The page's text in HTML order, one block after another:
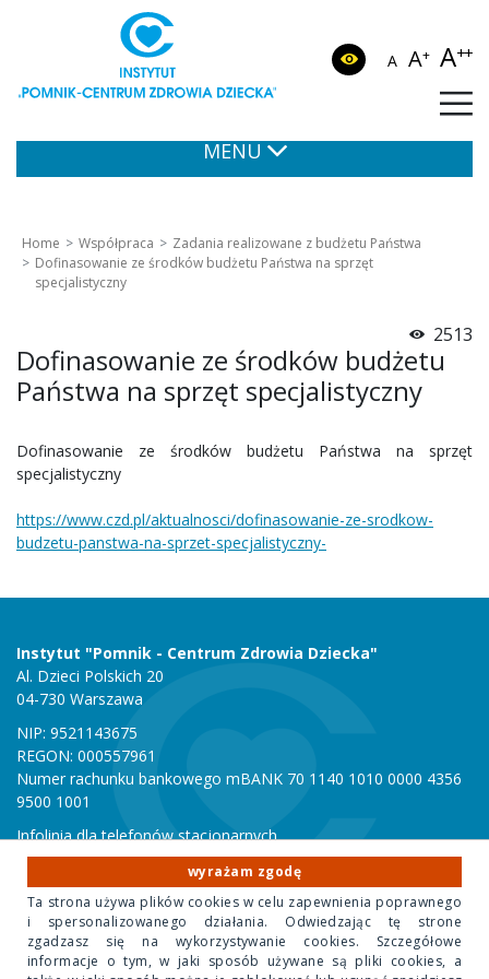
A A+ A++
MENU
Home Współpraca
Zadania realizowane z budżetu Państwa
Dofinasowanie ze środków budżetu Państwa na sprzęt
specjalistyczny
2513
Dofinasowanie ze środków budżetu
Państwa na sprzęt specjalistyczny
Dofinasowanie ze środków budżetu Państwa na sprzęt
specjalistyczny
https://www.czd.pl/aktualnosci/dofinasowanie-ze-srodkow-
budzetu-panstwa-na-sprzet-specjalistyczny-
Instytut "Pomnik - Centrum Zdrowia Dziecka"
Al. Dzieci Polskich 20
04-730 Warszawa
NIP: 9521143675
REGON: 000557961
Numer rachunku bankowego mBANK 70 1140 1010 0000 4356
9500 1001
Infolinia dla telefonów stacjonarnych
801 051 000
Infolinia dla telefonów komórkowych
22 815 10 00
wyrażam zgodę
Ta strona używa plików cookies w celu zapewnienia poprawnego
i spersonalizowanego działania. Odwiedzając tę strone
zgadzasz się na wykorzystywanie cookies. Szczegółowe
informacje o tym, w jaki sposób używane są pliki cookies, a